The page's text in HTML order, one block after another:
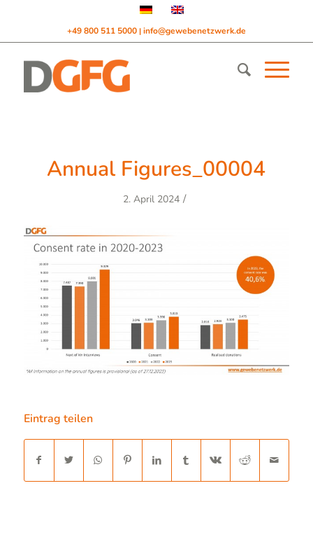
+49 800 511 5000 | info@gewebenetzwerk.de
Annual Figures_00004
2. April 2024 /
Eintrag teilen